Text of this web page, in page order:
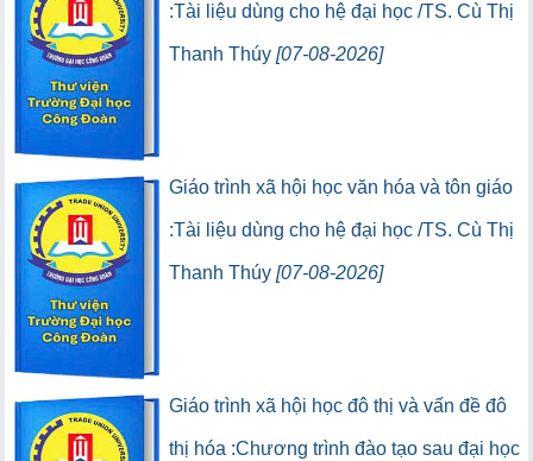
:Tài liệu dùng cho hệ đại học /TS. Cù Thị
Thanh Thúy [07-08-2026]
(5) (Lượt lưu thông:0) (0) (Lượt truy cập:0)
Giáo trình xã hội học văn hóa và tôn giáo
:Tài liệu dùng cho hệ đại học /TS. Cù Thị
Thanh Thúy [07-08-2026]
(95) (Lượt lưu thông:0) (0) (Lượt truy cập:0)
Giáo trình xã hội học đô thị và vấn đề đô
thị hóa :Chương trình đào tạo sau đại học